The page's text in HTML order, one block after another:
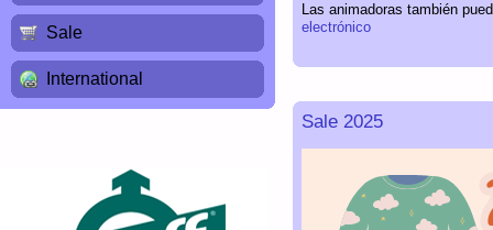
Sale
International
Las animadoras también
electrónico
Sale 2025